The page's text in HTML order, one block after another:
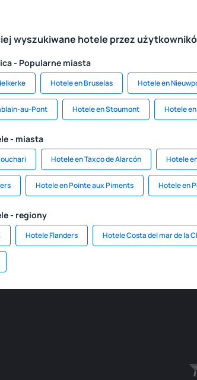
wyszukiwane hotele przez
- Popularne miasta
Hotele en Bruselas Hotele en
au-Pont Hotele en Stoumont Hotele
- miasta
Hotele en Taxco de Alarcón Hotele
Hotele en Pointe aux Piments Hotele en
- regiony
Hotele Flanders Hotele Costa del mar de la